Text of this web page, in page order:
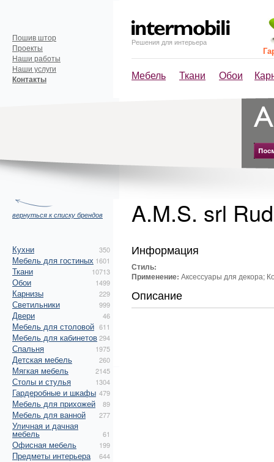
Решения для интерьера
Мебель Ткани Обои
Пошив штор
Проекты
Наши работы
Наши услуги
Контакты
вернуться к списку брендов
Кухни 350
Мебель для гостиных 1601
Ткани 10713
Обои 1499
Карнизы 229
Светильники 999
Двери 46
Мебель для столовой 611
Мебель для кабинетов294
Спальня 1975
Детская мебель 260
Мягкая мебель 2145
Столы и стулья 1304
Гардеробные и шкафы 479
Мебель для прихожей 89
Мебель для ванной 277
Уличная и дачная
мебель 61
Офисная мебель 199
Предметы интерьера 644
A.M.S. srl
Информация
Стиль:
Применение: Аксессуары для декора;
Описание